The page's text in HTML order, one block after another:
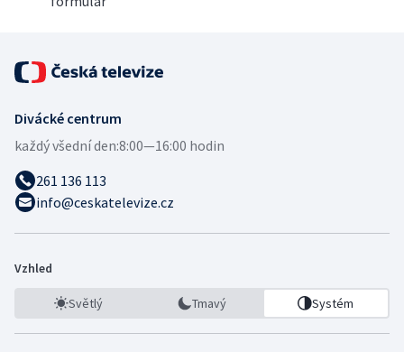
Divácké centrum
každý všední den:8:00—16:00 hodin
261 136 113
info@ceskatelevize.cz
Vzhled
Světlý Tmavý Systém